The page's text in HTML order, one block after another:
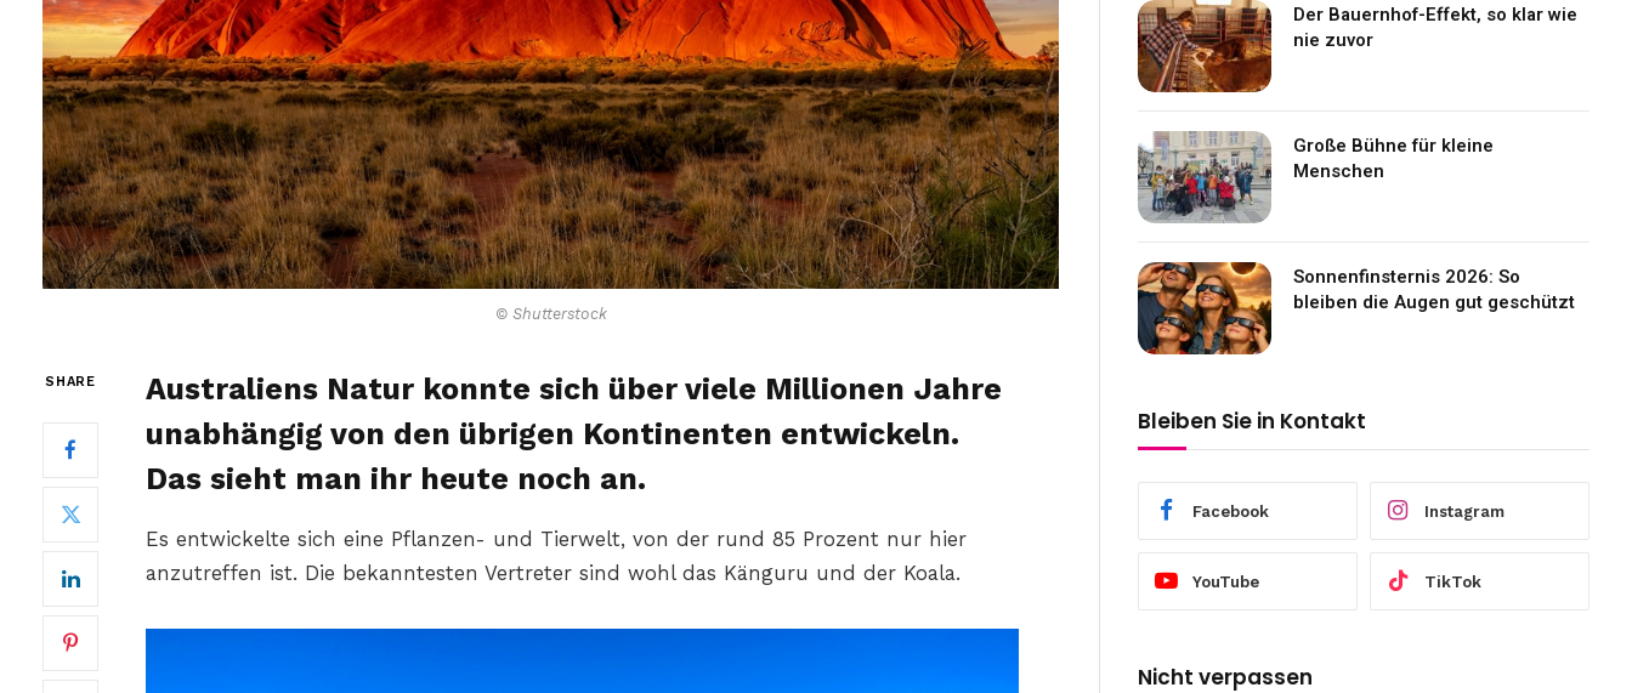
© Shutterstock
SHARE
Australiens Natur konnte sich über viele Millionen Jahre
unabhängig von den übrigen Kontinenten entwickeln.
Das sieht man ihr heute noch an.
Es entwickelte sich eine Pflanzen- und Tierwelt, von der rund 85 Prozent nur hier
anzutreffen ist. Die bekanntesten Vertreter sind wohl das Känguru und der Koala.
Der Bauernhof-Effekt, so klar wie
nie zuvor
Große Bühne für kleine
Menschen
Sonnenfinsternis 2026: So
bleiben die Augen gut geschützt
Bleiben Sie in Kontakt
Facebook Instagram
YouTube TikTok
Nicht verpassen